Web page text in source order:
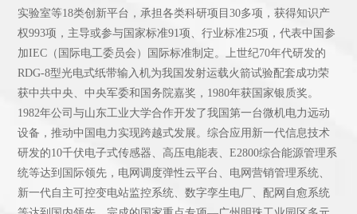
实验室等18类创新平台，承担各类科研项目30多项，获得知识产
权993项，主导或参与国家标准91项、行业标准25项，代表中国参
加IEC（国际电工委员会）国际标准制定。上世纪70年代研发的
RDG-8型光电式纸带输入机为我国发射运载火箭试验配套成功荣
获中共中央、中央军委和国务院嘉奖，1980年获国家银质奖。
1982年公司与山东工业大学合作开发了我国第一台微机电力远动
设备，推动中国电力实现跨越式发展。综合应用新一代信息技术
研发的10千伏电子式传感器、高压电能表、E2800综合能源管理系
统等达到国际领先，电网调度弹性云平台、电网营销管理系统、
新一代自主可控变电站监控系统、数字孪生电厂、配网自愈系统